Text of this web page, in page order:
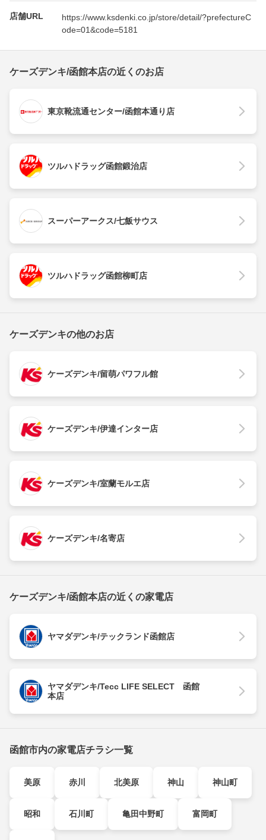
店舗URL
https://www.ksdenki.co.jp/store/detail/?prefectureC
ode=01&code=5181
ケーズデンキ/函館本店の近くのお店
東京靴流通センター/函館本通り店
ツルハドラッグ函館鍛治店
スーパーアークス/七飯サウス
ツルハドラッグ函館柳町店
ケーズデンキの他のお店
ケーズデンキ/留萌パワフル館
ケーズデンキ/伊達インター店
ケーズデンキ/室蘭モルエ店
ケーズデンキ/名寄店
ケーズデンキ/函館本店の近くの家電店
ヤマダデンキ/テックランド函館店
ヤマダデンキ/Tecc LIFE SELECT 函館
本店
函館市内の家電店チラシ一覧
美原 赤川 北美原 神山 神山町
昭和 石川町 亀田中野町 富岡町